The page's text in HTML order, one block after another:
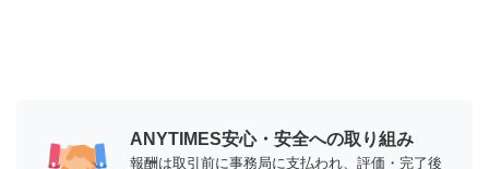
ANYTIMES安心・安全への取り組み
報酬は取引前に事務局に支払われ、評価・完了後